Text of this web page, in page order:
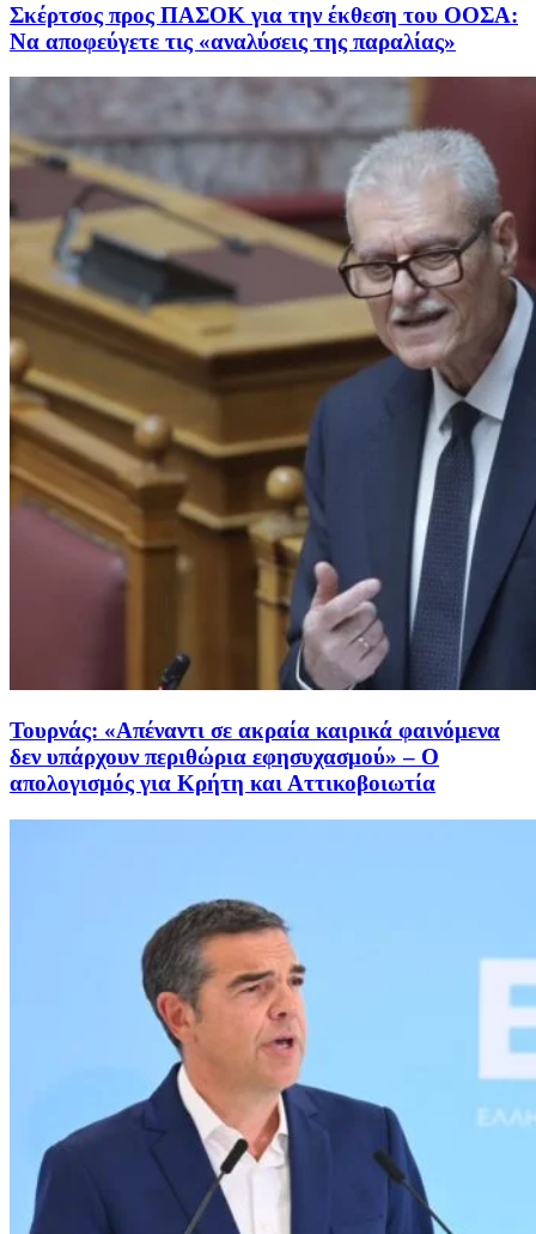
Σκέρτσος προς ΠΑΣΟΚ για την έκθεση του ΟΟΣΑ:
Να αποφεύγετε τις «αναλύσεις της παραλίας»
Τουρνάς: «Απέναντι σε ακραία καιρικά φαινόμενα
δεν υπάρχουν περιθώρια εφησυχασμού» – Ο
απολογισμός για Κρήτη και Αττικοβοιωτία